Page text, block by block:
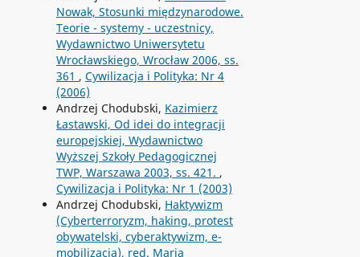
Nowak, Stosunki międzynarodowe.
Teorie - systemy - uczestnicy,
Wydawnictwo Uniwersytetu
Wrocławskiego, Wrocław 2006, ss.
361 , Cywilizacja i Polityka: Nr 4
(2006)
Andrzej Chodubski, Kazimierz
Łastawski, Od idei do integracji
europejskiej, Wydawnictwo
Wyższej Szkoły Pedagogicznej
TWP, Warszawa 2003, ss. 421. ,
Cywilizacja i Polityka: Nr 1 (2003)
Andrzej Chodubski, Haktywizm
(Cyberterroryzm, haking, protest
obywatelski, cyberaktywizm, e-
mobilizacja), red. Maria